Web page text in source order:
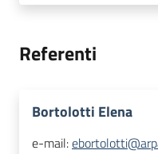
Referenti
Bortolotti Elena
e-mail: